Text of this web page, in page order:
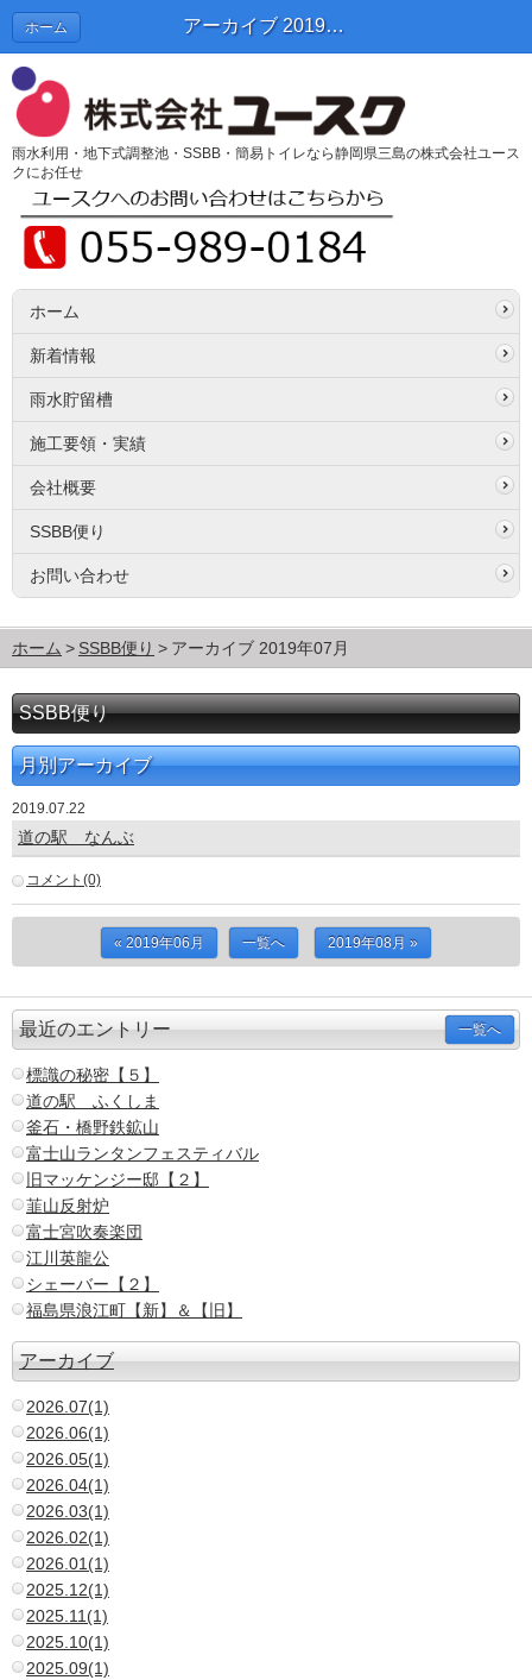
アーカイブ 2019年07月 | SSBB便り
ホーム
雨水利用・地下式調整池・SSBB・簡易トイレなら静岡県三島の株式会社ユース
クにお任せ
ホーム
新着情報
雨水貯留槽
施工要領・実績
会社概要
SSBB便り
お問い合わせ
ホーム SSBB便り アーカイブ 2019年07月
SSBB便り
月別アーカイブ
2019.07.22
道の駅 なんぶ
コメント(0)
« 2019年06月 一覧へ 2019年08月 »
最近のエントリー 一覧へ
標識の秘密【５】
道の駅 ふくしま
釜石・橋野鉄鉱山
富士山ランタンフェスティバル
旧マッケンジー邸【２】
韮山反射炉
富士宮吹奏楽団
江川英龍公
シェーバー【２】
福島県浪江町【新】＆【旧】
アーカイブ
2026.07(1)
2026.06(1)
2026.05(1)
2026.04(1)
2026.03(1)
2026.02(1)
2026.01(1)
2025.12(1)
2025.11(1)
2025.10(1)
2025.09(1)